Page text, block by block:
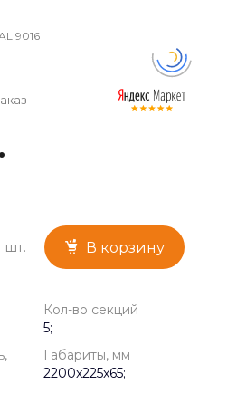
9016
шт. В корзину
Кол-во секций
5;
Габариты, мм
2200x225x65;